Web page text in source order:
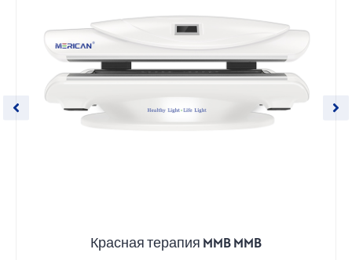
Красная терапия MMB MMB